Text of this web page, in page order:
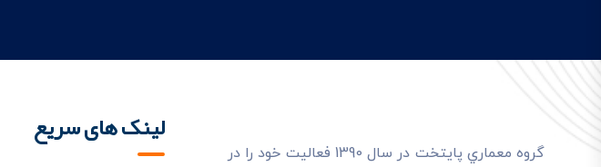
گروه معماري پايتخت در سال 1390 فعاليت خود را در
لینک های سریع